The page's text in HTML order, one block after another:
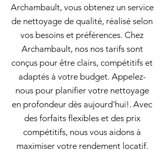
Archambault, vous obtenez un service
de nettoyage de qualité, réalisé selon
vos besoins et préférences. Chez
Archambault, nos nos tarifs sont
conçus pour être clairs, compétitifs et
adaptés à votre budget. Appelez-
nous pour planifier votre nettoyage
en profondeur dès aujourd'hui!. Avec
des forfaits flexibles et des prix
compétitifs, nous vous aidons à
maximiser votre rendement locatif.